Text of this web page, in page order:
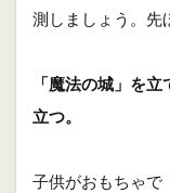
測しましょう。先
「魔法の城」を
立つ。
子供がおもちゃで